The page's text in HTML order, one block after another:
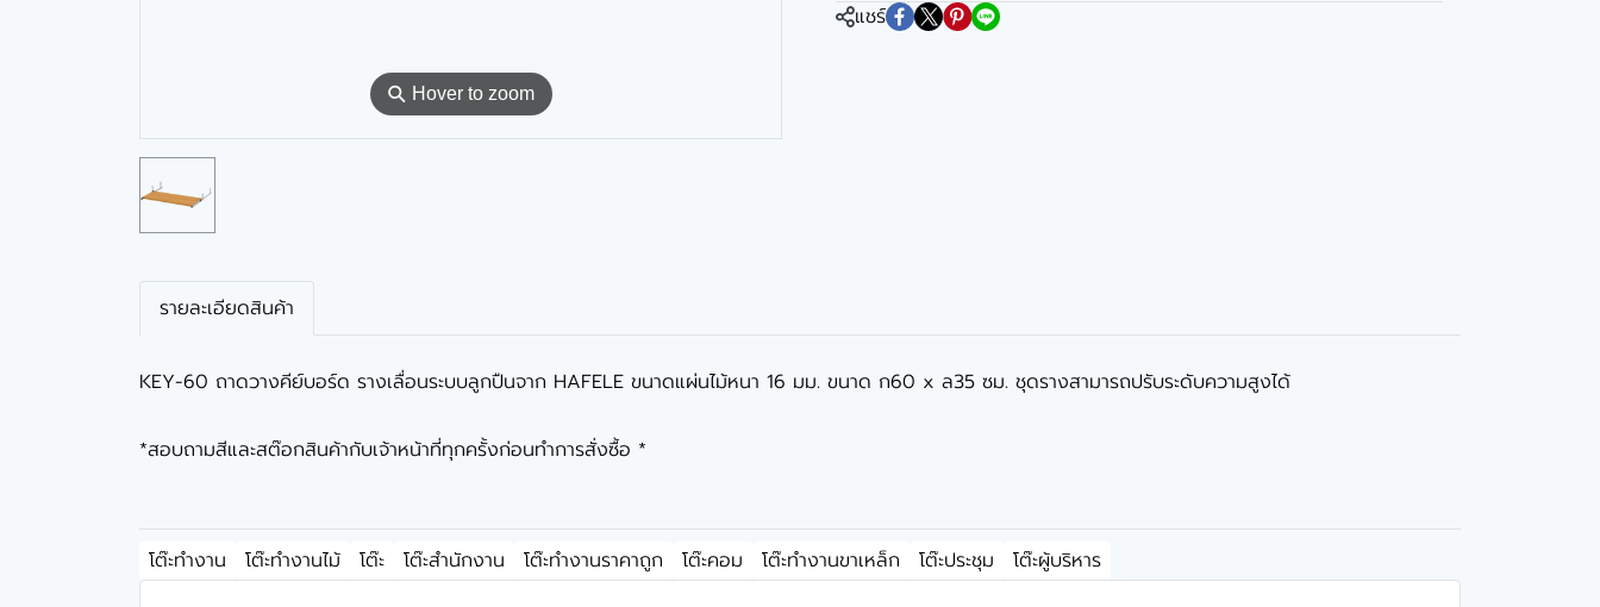
⚲ Hover to zoom
แชร์
รายละเอียดสินค้า
KEY-60 ถาดวางคีย์บอร์ด รางเลื่อนระบบลูกปืนจาก HAFELE ขนาดแผ่นไม้หนา 16 มม. ขนาด ก60 x ล35 ซม. ชุดรางสามารถปรับระดับความสูงได้
*สอบถามสีและสต๊อกสินค้ากับเจ้าหน้าที่ทุกครั้งก่อนทำการสั่งซื้อ *
โต๊ะทำงาน โต๊ะทำงานไม้ โต๊ะ โต๊ะสำนักงาน โต๊ะทำงานราคาถูก โต๊ะคอม โต๊ะทำงานขาเหล็ก โต๊ะประชุม โต๊ะผู้บริหาร